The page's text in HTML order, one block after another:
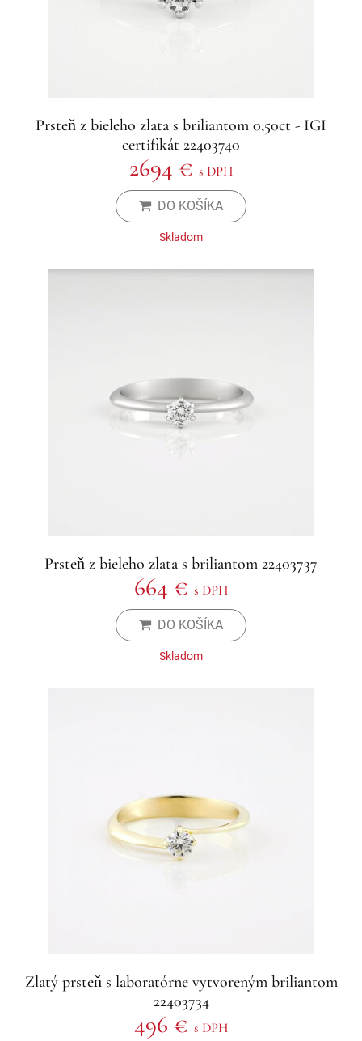
Prsteň z bieleho zlata s briliantom 0,50ct - IGI
certifikát 22403740
2694 € s DPH
DO KOŠÍKA
Skladom
Prsteň z bieleho zlata s briliantom 22403737
664 € s DPH
DO KOŠÍKA
Skladom
Zlatý prsteň s laboratórne vytvoreným briliantom
22403734
496 € s DPH